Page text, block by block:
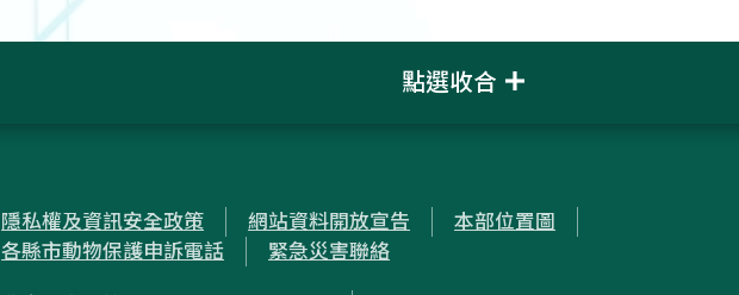
點選收合
隱私權及資訊安全政策 網站資料開放宣告
本部位置圖
各縣市動物保護申訴電話
緊急災害聯絡